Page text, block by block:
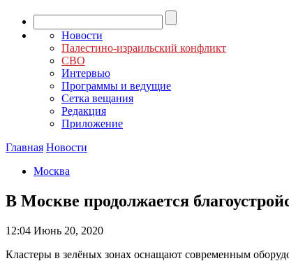
Новости
Палестино-израильский конфликт
СВО
Интервью
Программы и ведущие
Сетка вещания
Редакция
Приложение
Главная Новости
Москва
В Москве продолжается
12:04 Июнь 20, 2020
Кластеры в зелёных зонах оснащают современным